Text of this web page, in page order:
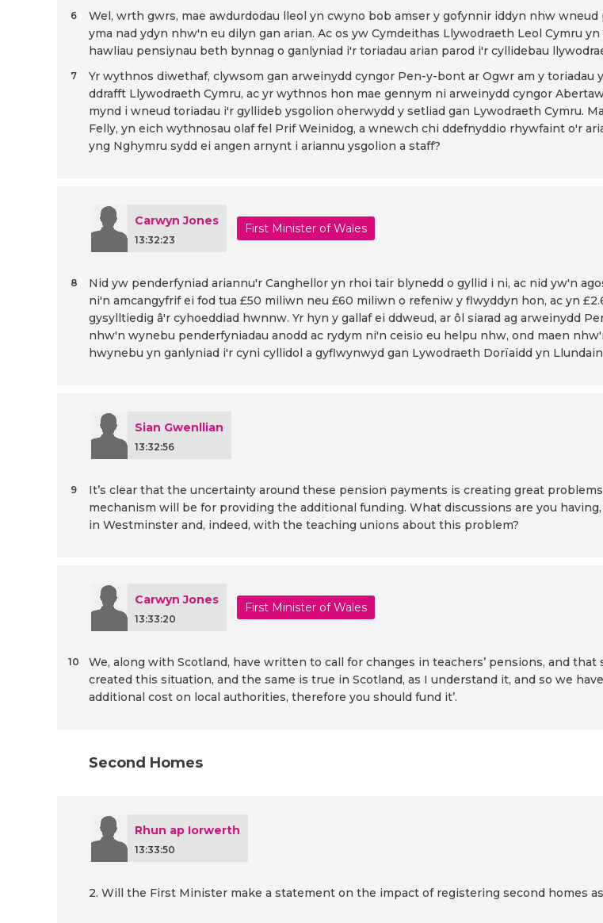
Wel, wrth gwrs, mae awdurdodau lleol yn cwyno bob amser y gofynnir iddyn nhw
yma nad ydyn nhw'n eu dilyn gan arian. Ac os yw Cymdeithas Llywodraeth Leol Cymru
hawliau pensiynau beth bynnag o ganlyniad i'r toriadau arian parod i'r cyllidebau
6
Yr wythnos diwethaf, clywsom gan arweinydd cyngor Pen-y-bont ar Ogwr am y
ddrafft Llywodraeth Cymru, ac yr wythnos hon mae gennym ni arweinydd cyngor
mynd i wneud toriadau i'r gyllideb ysgolion oherwydd y setliad gan Lywodraeth Cymru.
Felly, yn eich wythnosau olaf fel Prif Weinidog, a wnewch chi ddefnyddio rhywfaint o'r
yng Nghymru sydd ei angen arnynt i ariannu ysgolion a staff?
7
Carwyn Jones
13:32:23
First Minister of Wales
Nid yw penderfyniad ariannu'r Canghellor yn rhoi tair blynedd o gyllid i ni, ac nid yw'n
ni'n amcangyfrif ei fod tua £50 miliwn neu £60 miliwn o refeniw y flwyddyn hon, ac yn
gysylltiedig â'r cyhoeddiad hwnnw. Yr hyn y gallaf ei ddweud, ar ôl siarad ag arweinydd
nhw'n wynebu penderfyniadau anodd ac rydym ni'n ceisio eu helpu nhw, ond maen
hwynebu yn ganlyniad i'r cyni cyllidol a gyflwynwyd gan Lywodraeth Dorïaidd yn
8
Sian Gwenllian
13:32:56
It’s clear that the uncertainty around these pension payments is creating great
mechanism will be for providing the additional funding. What discussions are you
in Westminster and, indeed, with the teaching unions about this problem?
9
Carwyn Jones
13:33:20
First Minister of Wales
We, along with Scotland, have written to call for changes in teachers’ pensions, and
created this situation, and the same is true in Scotland, as I understand it, and so we
additional cost on local authorities, therefore you should fund it’.
10
Second Homes
Rhun ap Iorwerth
13:33:50
2. Will the First Minister make a statement on the impact of registering second homes